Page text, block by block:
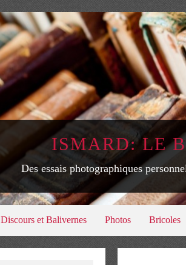
ISMARD: LE
Des essais photographiques
Discours et Balivernes Photos Bricoles